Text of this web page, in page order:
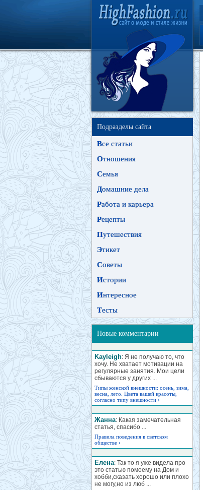
Подразделы сайта
Все статьи
Отношения
Семья
Домашние дела
Работа и карьера
Рецепты
Путешествия
Этикет
Советы
Истории
Интересное
Тесты
Новые комментарии
Kayleigh: Я не получаю то, что
хочу. Не хватает мотивации на
регулярные занятия. Мои цели
сбываются у других ...
Типы женской внешности: осень, зима,
весна, лето. Цвета вашей красоты,
согласно типу внешности ›
Жанна: Какая замечательная
статья, спасибо ...
Правила поведения в светском
обществе ›
Елена: Так то я уже видела про
это статью помоему на Дом и
хобби,сказать хорошо или плохо
не могу,но из люб ...